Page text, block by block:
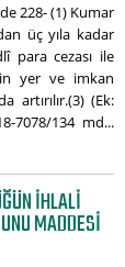
228- (1) Kumar
üç yıla kadar
para cezası ile
yer ve imkan
artırılır.(3) (Ek:
7078/134 md...
IHLALI
MADDESI